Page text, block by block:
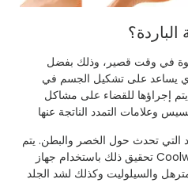
في وقت قصير، وذلك بفضل
الذي يساعد على تشكيل الجسم في
إجراؤها للقضاء على مشاكل
تحدث حول الخصر والبطن. يتم
تحقيق ذلك باستخدام جهاز Coolwaves. إنه علاج بالموجات الباردة